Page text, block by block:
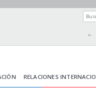
A-
RELACIONES